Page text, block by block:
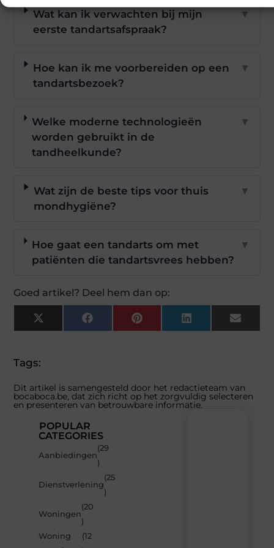
Wat kan ik verwachten bij mijn
eerste tandartsafspraak?
▼
Hoe kan ik me voorbereiden op een
tandartsbezoek?
▼
Welke moderne technologieën
worden gebruikt in de
tandheelkunde?
▼
Wat zijn de beste tips voor thuis
mondhygiëne?
▼
Hoe gaat een tandarts om met
patiënten die tandartsvrees hebben?
▼
Goed artikel? Deel hem dan op:
X
(Twitter)
FacebookPinterestLinkedInEmail
Tags:
Dit artikel is samengesteld door het redactieteam van
bocaboca.be, dat zich richt op het zorgvuldig selecteren
en presenteren van betrouwbare informatie.
POPULAR
CATEGORIES
Aanbiedingen
(29
)
Dienstverlening
(25
)
Woningen
(20
)
Woning
(12